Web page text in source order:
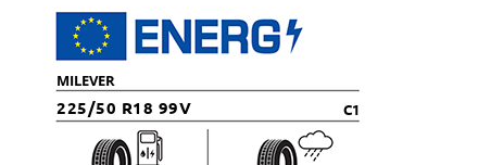
MILEVER
225/50 R18 99V C1